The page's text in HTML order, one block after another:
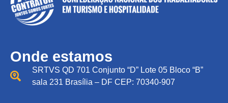
Onde estamos
SRTVS QD 701 Conjunto “D” Lote 05 Bloco “B”
sala 231 Brasília – DF CEP: 70340-907